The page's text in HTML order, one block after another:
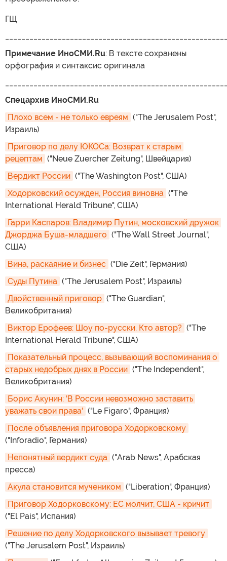
ГЩ
Примечание ИноСМИ.Ru: В тексте сохранены
орфография и синтаксис оригинала
Спецархив ИноСМИ.Ru
Плохо всем - не только евреям ("The Jerusalem Post",
Израиль)
Приговор по делу ЮКОСа: Возврат к старым
рецептам ("Neue Zuercher Zeitung", Швейцария)
Вердикт России ("The Washington Post", США)
Ходорковский осужден, Россия виновна ("The
International Herald Tribune", США)
Гарри Каспаров: Владимир Путин, московский дружок
Джорджа Буша-младшего ("The Wall Street Journal",
США)
Вина, раскаяние и бизнес ("Die Zeit", Германия)
Суды Путина ("The Jerusalem Post", Израиль)
Двойственный приговор ("The Guardian",
Великобритания)
Виктор Ерофеев: Шоу по-русски. Кто автор? ("The
International Herald Tribune", США)
Показательный процесс, вызывающий воспоминания о
старых недобрых днях в России ("The Independent",
Великобритания)
Борис Акунин: 'В России невозможно заставить
уважать свои права' ("Le Figaro", Франция)
После объявления приговора Ходорковскому
("Inforadio", Германия)
Непонятный вердикт суда ("Arab News", Арабская
пресса)
Акула становится мучеником ("Liberation", Франция)
Приговор Ходорковскому: ЕС молчит, США - кричит
("El Pais", Испания)
Решение по делу Ходорковского вызывает тревогу
("The Jerusalem Post", Израиль)